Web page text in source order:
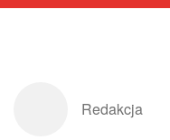
Redakcja